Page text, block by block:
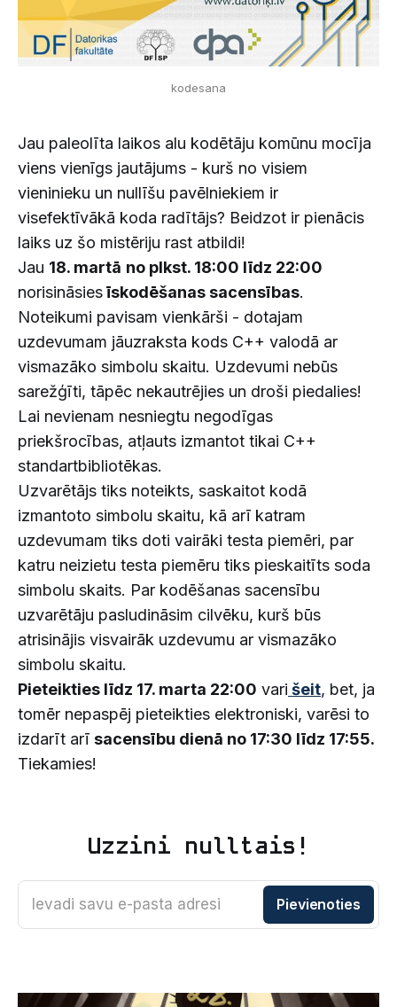
kodesana
Jau paleolīta laikos alu kodētāju komūnu mocīja
viens vienīgs jautājums - kurš no visiem
vieninieku un nullīšu pavēlniekiem ir
visefektīvākā koda radītājs? Beidzot ir pienācis
laiks uz šo mistēriju rast atbildi!
Jau 18. martā no plkst. 18:00 līdz 22:00
norisināsiesīskodēšanas sacensības.
Noteikumi pavisam vienkārši - dotajam
uzdevumam jāuzraksta kods C++ valodā ar
vismazāko simbolu skaitu. Uzdevumi nebūs
sarežģīti, tāpēc nekautrējies un droši piedalies!
Lai nevienam nesniegtu negodīgas
priekšrocības, atļauts izmantot tikai C++
standartbibliotēkas.
Uzvarētājs tiks noteikts, saskaitot kodā
izmantoto simbolu skaitu, kā arī katram
uzdevumam tiks doti vairāki testa piemēri, par
katru neizietu testa piemēru tiks pieskaitīts soda
simbolu skaits. Par kodēšanas sacensību
uzvarētāju pasludināsim cilvēku, kurš būs
atrisinājis visvairāk uzdevumu ar vismazāko
simbolu skaitu.
Pieteikties līdz 17. marta 22:00 vari šeit, bet, ja
tomēr nepaspēj pieteikties elektroniski, varēsi to
izdarīt arī sacensību dienā no 17:30 līdz 17:55.
Tiekamies!
Uzzini nulltais!
Ievadi savu e-pasta adresi Pievienoties